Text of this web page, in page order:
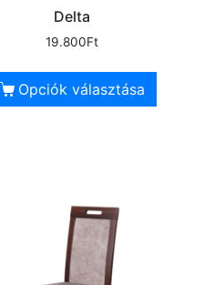
Delta
19.800Ft
Opciók választása